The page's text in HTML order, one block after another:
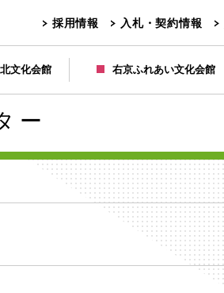
採用情報 入札・契約情報
北文化会館 右京ふれあい文化会館
ー